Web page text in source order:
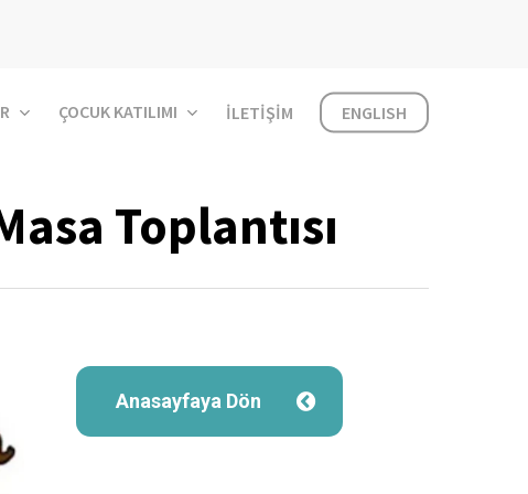
ÇOCUK KATILIMI İLETIŞIM ENGLISH
Toplantısı
Anasayfaya Dön